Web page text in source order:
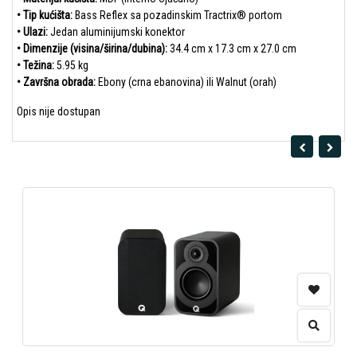
• Tip kućišta: Bass Reflex sa pozadinskim Tractrix® portom
• Ulazi:Jedan aluminijumski konektor
• Dimenzije (visina/širina/dubina):34.4 cm x 17.3 cm x 27.0 cm
• Težina:5.95 kg
• Završna obrada: Ebony (crna ebanovina) ili Walnut (orah)
Opis nije dostupan